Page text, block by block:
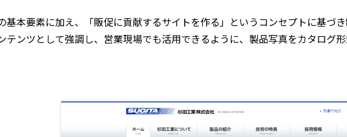
基本要素に加え、「販促に貢献するサイトを作る」というコンセプトに基づ
テンツとして強調し、営業現場でも活用できるように、製品写真をカタログ形